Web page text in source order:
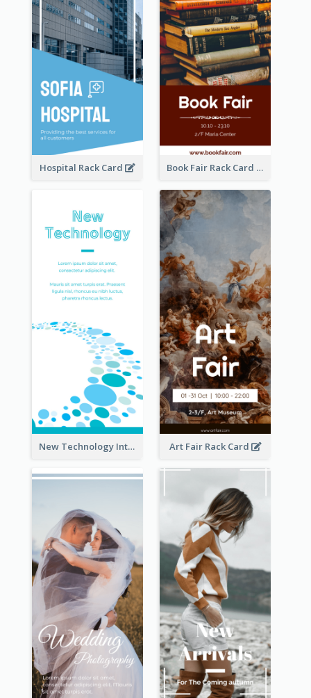
Hospital Rack Card Book Fair Rack Card
New Technology Introduction Rack Card Art Fair Rack Card